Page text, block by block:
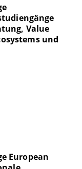
Value
und
European